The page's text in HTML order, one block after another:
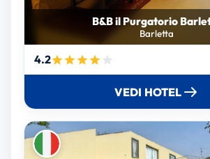
B&B il Purgatorio
Barletta
4.2
VEDI HOTEL